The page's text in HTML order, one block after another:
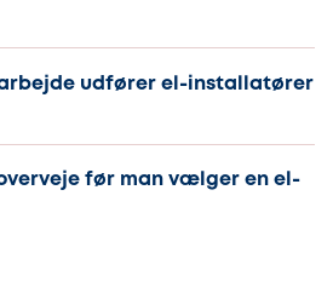
udfører el-installatører
før man vælger en el-